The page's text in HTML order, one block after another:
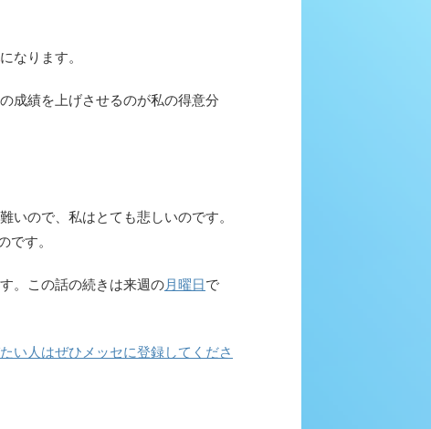
になります。
成績を上げさせるのが私の得意分
ので、私はとても悲しいのです。
です。
。この話の続きは来週の月曜日で
い人はぜひメッセに登録してくださ